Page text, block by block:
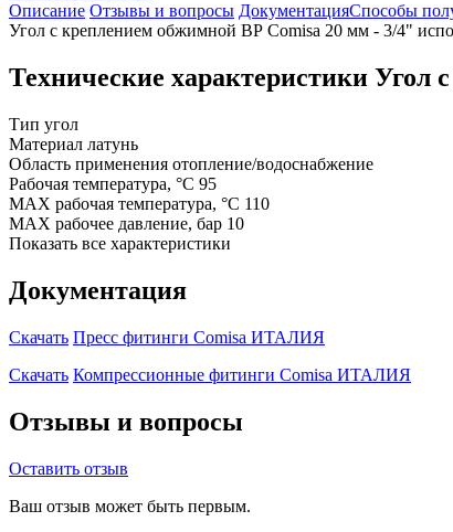
Описание Отзывы и вопросы ДокументацияСпособы
Угол с креплением обжимной ВР Comisa 20 мм - 3/4"
Технические характеристики
Тип угол
Материал латунь
Область применения отопление/водоснабжение
Рабочая температура, °C 95
MAX рабочая температура, °C 110
MAX рабочее давление, бар 10
Показать все характеристики
Документация
Скачать Пресс фитинги Comisa ИТАЛИЯ
Скачать Компрессионные фитинги Comisa ИТАЛИЯ
Отзывы и вопросы
Оставить отзыв
Ваш отзыв может быть первым.